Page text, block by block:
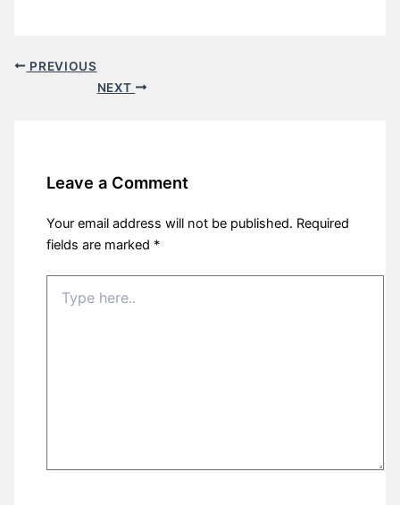
PREVIOUS
NEXT
Leave a Comment
Your email address will not be published. Required
fields are marked *
here..